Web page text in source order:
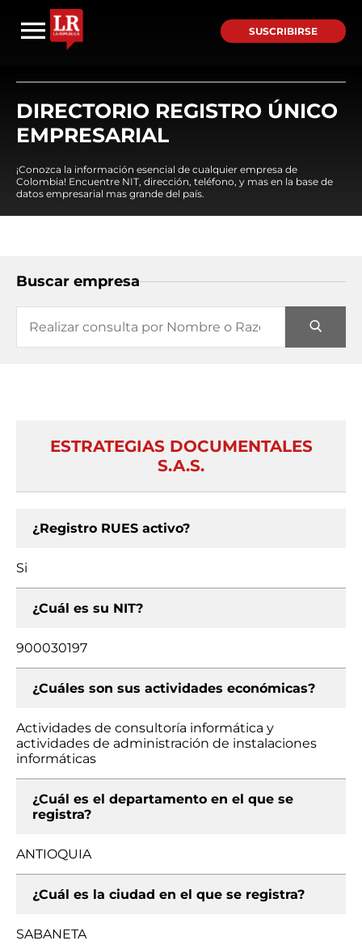
SUSCRIBIRSE
DIRECTORIO REGISTRO ÚNICO
EMPRESARIAL
¡Conozca la información esencial de cualquier empresa de
Colombia! Encuentre NIT, dirección, teléfono, y mas en la base de
datos empresarial mas grande del país.
Buscar empresa
ESTRATEGIAS DOCUMENTALES
S.A.S.
¿Registro RUES activo?
Si
¿Cuál es su NIT?
900030197
¿Cuáles son sus actividades económicas?
Actividades de consultoría informática y
actividades de administración de instalaciones
informáticas
¿Cuál es el departamento en el que se
registra?
ANTIOQUIA
¿Cuál es la ciudad en el que se registra?
SABANETA